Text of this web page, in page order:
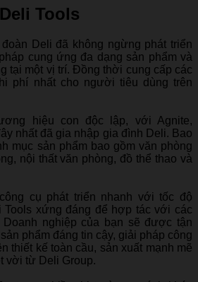
Tools
Deli đã không ngừng phát triển
cung ứng đa dạng sản phẩm và
tại một vị trí. Đồng thời cung cấp các
phí nhất cho người tiêu dùng trên
hiệu con độc lập, với Agnite,
nhất đã gia nhập gia đình Deli. Bao
mục sản phẩm bao gồm văn phòng
nội thất văn phòng, đồ thể thao và
cụ phát triển nhanh với tốc độ
Tools xứng đáng để hợp tác với các
Doanh nghiệp của bạn sẽ được tận
phẩm đáng tin cậy, giải pháp công
thiết kế toàn cầu, sản xuất mạnh mẽ
vời từ Deli Group.